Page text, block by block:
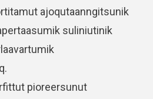
ajoqutaanngitsunik
suliniutinik
pioreersunut